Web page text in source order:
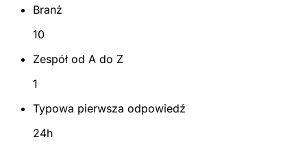
Branż
10
Zespół od A do Z
1
Typowa pierwsza odpowiedź
24h